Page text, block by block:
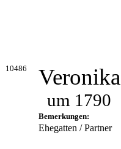
10486 Veronika
um 1790
Bemerkungen:
Ehegatten / Partner